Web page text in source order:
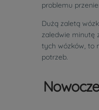
problemu
Dużą zaletą
zaledwie minutę
tych wózków, to
potrzeb.